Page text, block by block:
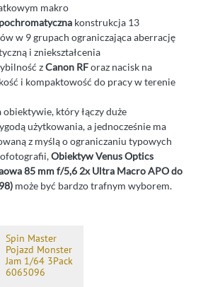
makro
konstrukcja 13
w 9 grupach ograniczająca aberrację
i zniekształcenia
zCanon RForaz nacisk na
i kompaktowość do pracy w terenie
obiektywie, który łączy duże
użytkowania, a jednocześnie ma
z myślą o ograniczaniu typowych
Obiektyw Venus Optics
85 mm f/5,6 2x Ultra Macro APO do
może być bardzo trafnym wyborem.
Spin Master
Pojazd Monster
Jam 1/64 3Pack
6065096